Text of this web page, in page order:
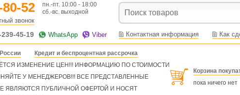
52
звонок
пн.-пт. 10:00 - 18:00
сб.-вс. выходной
45-19 WhatsApp Viber Контактная информация Как
Кредит и беспроцентная рассрочка
ИЗМЕНЕНИЕ ЦЕН!!! ИНФОРМАЦИЮ ПО СТОИМОСТИ
У МЕНЕДЖЕРОВ!!! ВСЕ ПРЕДСТАВЛЕННЫЕ
ЯВЛЯЮТСЯ ПУБЛИЧНОЙ ОФЕРТОЙ И НОСЯТ
Корзина
пока ничего нет